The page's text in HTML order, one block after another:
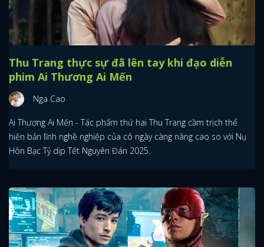
Thu Trang thực sự đã lên tay khi đạo diễn
phim Ai Thương Ai Mến
Nga Cao
Ai Thương Ai Mến - Tác phẩm thứ hai Thu Trang cầm trịch thể
hiện bản lĩnh nghề nghiệp của cô ngày càng nâng cao so với Nụ
Hôn Bạc Tỷ dịp Tết Nguyên Đán 2025.